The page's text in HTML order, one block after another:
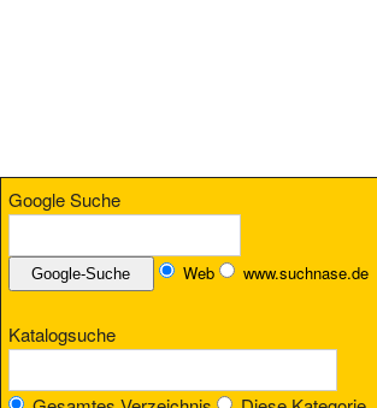
Google Suche
Web www.suchnase.de
Katalogsuche